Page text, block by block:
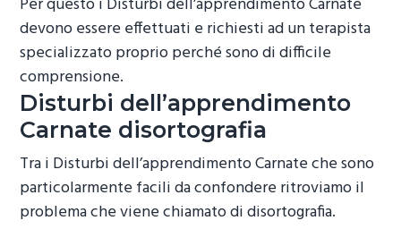
devono essere effettuati e richiesti ad un terapista
specializzato proprio perché sono di difficile
comprensione.
Disturbi dell’apprendimento
Carnate disortografia
Tra i Disturbi dell’apprendimento Carnateche sono
particolarmente facili da confondere ritroviamo il
problema che viene chiamato di disortografia.